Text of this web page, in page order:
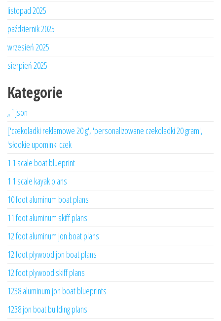
listopad 2025
październik 2025
wrzesień 2025
sierpień 2025
Kategorie
„`json
['czekoladki reklamowe 20 g', 'personalizowane czekoladki 20 gram',
'słodkie upominki czek
1 1 scale boat blueprint
1 1 scale kayak plans
10 foot aluminum boat plans
11 foot aluminum skiff plans
12 foot aluminum jon boat plans
12 foot plywood jon boat plans
12 foot plywood skiff plans
1238 aluminum jon boat blueprints
1238 jon boat building plans